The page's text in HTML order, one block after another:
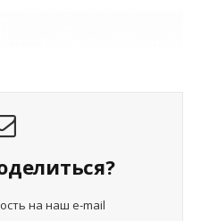
на наш e-mail